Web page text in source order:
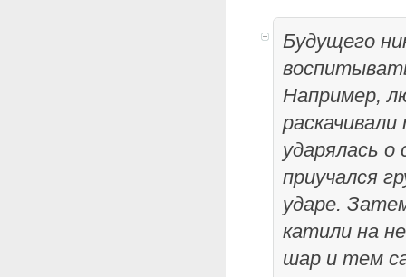
Будущего
Например,
ударялась о
приучался
ударе.
катили на
шар и тем